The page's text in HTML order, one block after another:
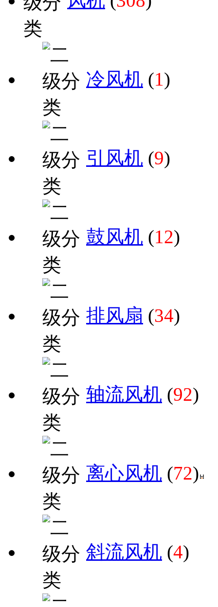
冷风机 (1)
引风机 (9)
鼓风机 (12)
排风扇 (34)
轴流风机 (92)
离心风机 (72)
斜流风机 (4)